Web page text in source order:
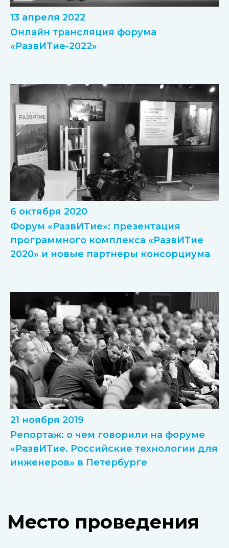
13 апреля 2022
Онлайн трансляция форума
«РазвИТие-2022»
6 октября 2020
Форум «РазвИТие»: презентация
программного комплекса «РазвИТие
2020» и новые партнеры консорциума
21 ноября 2019
Репортаж: о чем говорили на форуме
«РазвИТие. Российские технологии для
инженеров» в Петербурге